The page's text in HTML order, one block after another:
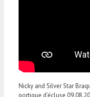
Nicky and Silver Star
portique d’écluse